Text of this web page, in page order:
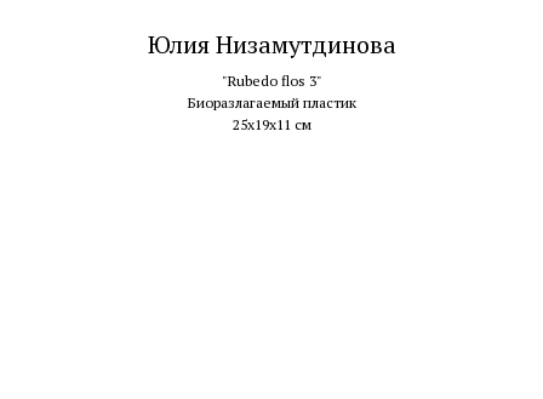
Юлия Низамутдинова
"Rubedo flos 3"
Биоразлагаемый пластик
25х19х11 см